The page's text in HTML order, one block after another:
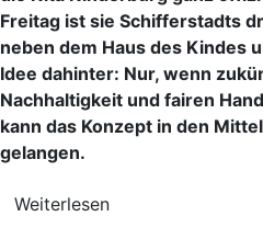
Freitag ist sie Schifferstadts
neben dem Haus des Kindes
Idee dahinter: Nur, wenn
Nachhaltigkeit und fairen
kann das Konzept in den
gelangen.
Weiterlesen